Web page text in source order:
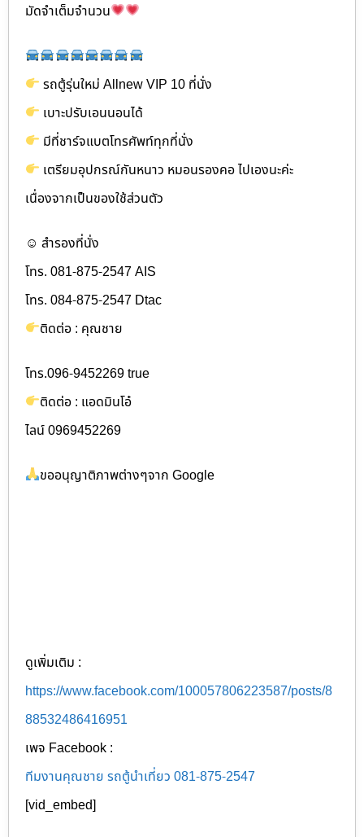
มัดจำเต็มจำนวน
รถตู้รุ่นใหม่ Allnew VIP 10 ที่นั่ง
เบาะปรับเอนนอนได้
มีที่ชาร์จแบตโทรศัพท์ทุกที่นั่ง
เตรียมอุปกรณ์กันหนาว หมอนรองคอ ไปเองนะค่ะ
เนื่องจากเป็นของใช้ส่วนตัว
☺ สำรองที่นั่ง
โทร. 081-875-2547 AIS
โทร. 084-875-2547 Dtac
ติดต่อ : คุณชาย
โทร.096-9452269 true
ติดต่อ : แอดมินโอ๋
ไลน์ 0969452269
ขออนุญาติภาพต่างๆจาก Google
ดูเพิ่มเติม :
https://www.facebook.com/100057806223587/posts/8
88532486416951
เพจ Facebook :
ทีมงานคุณชาย รถตู้นำเที่ยว 081-875-2547
[vid_embed]